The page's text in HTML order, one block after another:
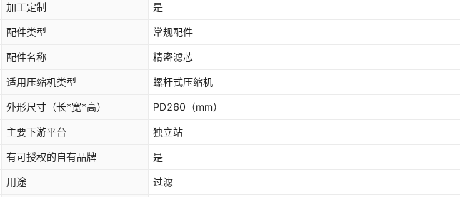
加工定制 是
配件类型 常规配件
配件名称 精密滤芯
适用压缩机类型 螺杆式压缩机
外形尺寸（长*宽*高） PD260 （mm）
主要下游平台 独立站
有可授权的自有品牌 是
用途 过滤